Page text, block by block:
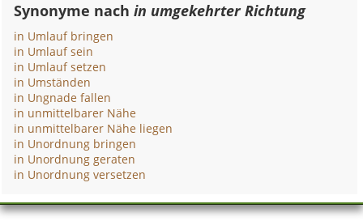
Synonyme nachin umgekehrter Richtung
in Umlauf bringen
in Umlauf sein
in Umlauf setzen
in Umständen
in Ungnade fallen
in unmittelbarer Nähe
in unmittelbarer Nähe liegen
in Unordnung bringen
in Unordnung geraten
in Unordnung versetzen